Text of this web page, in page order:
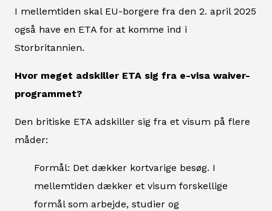
I mellemtiden skal EU-borgere fra den 2. april 2025
også have en ETA for at komme ind i
Storbritannien.
Hvor meget adskiller ETA sig fra e-visa waiver-
programmet?
Den britiske ETA adskiller sig fra et visum på flere
måder:
Formål: Det dækker kortvarige besøg. I
mellemtiden dækker et visum forskellige
formål som arbejde, studier og